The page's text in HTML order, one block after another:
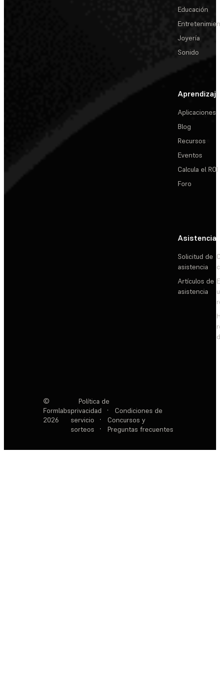
Educación
Joyería
Sonido
Aprendizaje
Aplicaciones
Blog
Recursos
Eventos
Calcula el ROI
Foro
Asistencia
Solicitud de
asistencia
Artículos de
asistencia
©
Formlabs
2026
Política de
privacidad
·
Condiciones de
servicio
·
Concursos y
sorteos
· Preguntas frecuentes